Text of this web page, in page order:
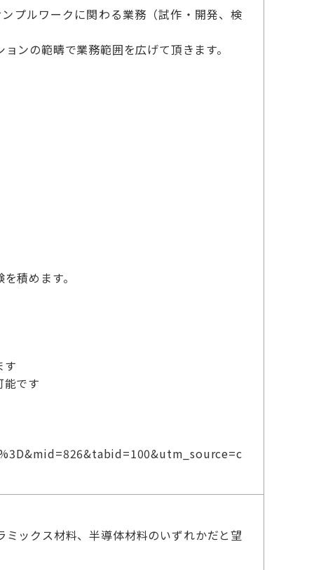
プルワークに関わる業務（試作・開発、検
ンの範疇で業務範囲を広げて頂きます。
積めます。
す
です
ックス材料、半導体材料のいずれかだと望